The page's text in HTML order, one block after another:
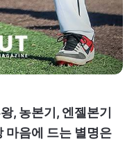
, 농본기, 엔젤본기
마음에 드는 별명은